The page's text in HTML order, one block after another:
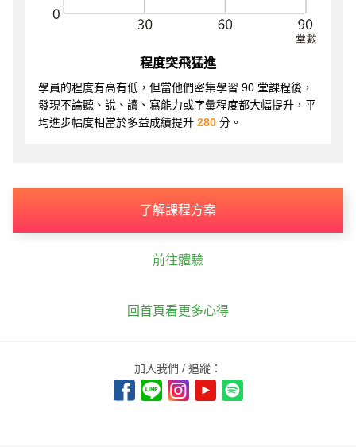
程度突飛猛進
學員的程度有高有低，但當他們密集學習 90 堂課程後，
發現不論聽、說、讀、寫能力或字彙程度都大幅提升，平
均進步幅度相當於多益成績提升 280 分。
了解課程方案
前往體驗
回首頁看更多心得
加入我們 / 追蹤：